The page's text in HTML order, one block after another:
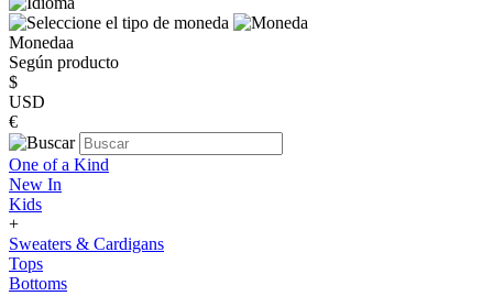
Monedaa
Según producto
$
USD
€
One of a Kind
New In
Kids
+
Sweaters & Cardigans
Tops
Bottoms